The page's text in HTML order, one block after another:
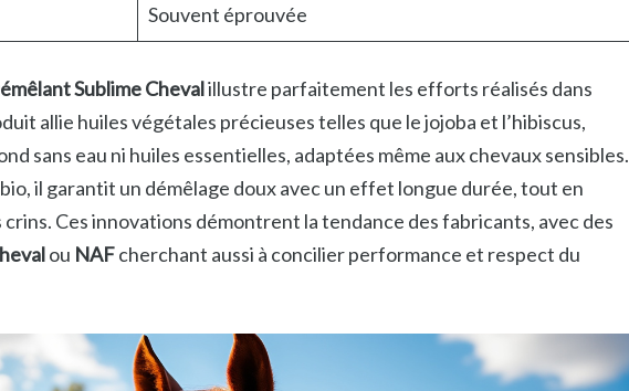
Souvent éprouvée
Sublime Chevalillustre parfaitement les efforts réalisés dans
allie huiles végétales précieuses telles que le jojoba et l’hibiscus,
sans eau ni huiles essentielles, adaptées même aux chevaux sensibles.
il garantit un démêlage doux avec un effet longue durée, tout en
Ces innovations démontrent la tendance des fabricants, avec des
ou NAFcherchant aussi à concilier performance et respect du